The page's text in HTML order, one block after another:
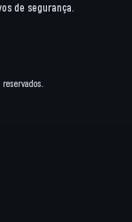
de segurança.
reservados.